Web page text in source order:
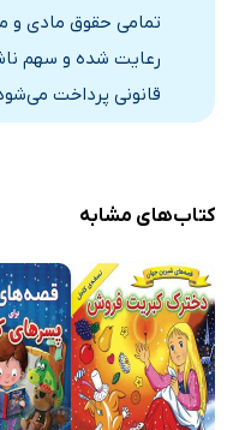
تمامی حقوق مادی و
رعایت شده و سهم
قانونی پرداخت
کتاب‌های مشابه